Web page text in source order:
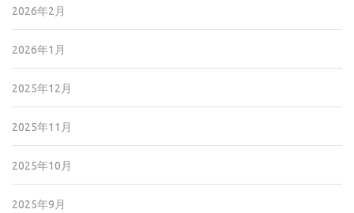
2026年2月
2026年1月
2025年12月
2025年11月
2025年10月
2025年9月